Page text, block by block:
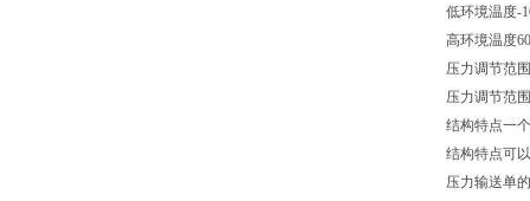
低环境温度-
高环境温度
压力调节范
压力调节范
结构特点一
结构特点可
压力输送单的